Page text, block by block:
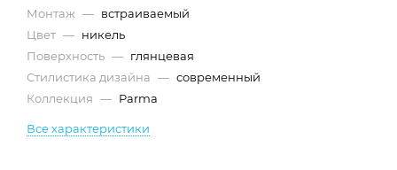
Монтаж — встраиваемый
Цвет — никель
Поверхность — глянцевая
Стилистика дизайна — современный
Коллекция — Parma
Все характеристики